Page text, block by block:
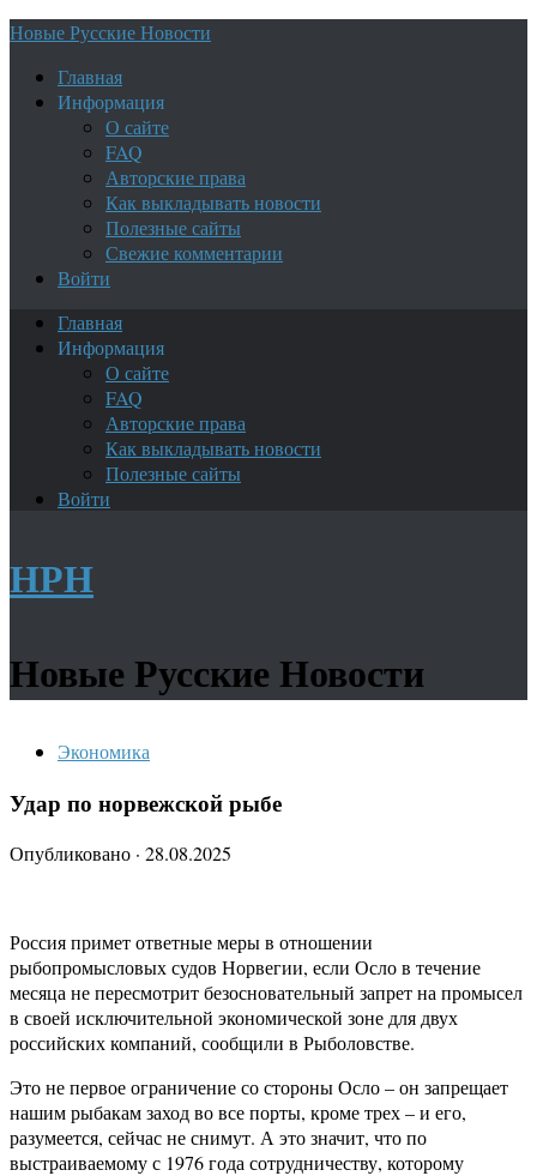
Новые Русские Новости
Главная
Информация
О сайте
FAQ
Авторские права
Как выкладывать новости
Полезные сайты
Свежие комментарии
Войти
Главная
Информация
О сайте
FAQ
Авторские права
Как выкладывать новости
Полезные сайты
Войти
НРН
Новые Русские Новости
Экономика
Удар по норвежской рыбе
Опубликовано · 28.08.2025
Россия примет ответные меры в отношении
рыбопромысловых судов Норвегии, если Осло в течение
месяца не пересмотрит безосновательный запрет на промысел
в своей исключительной экономической зоне для двух
российских компаний, сообщили в Рыболовстве.
Это не первое ограничение со стороны Осло – он запрещает
нашим рыбакам заход во все порты, кроме трех – и его,
разумеется, сейчас не снимут. А это значит, что по
выстраиваемому с 1976 года сотрудничеству, которому